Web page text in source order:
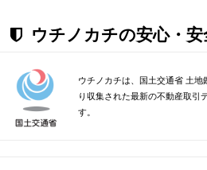
ウチノカチの安心・
ウチノカチは、国土交通省 土
り収集された最新の不動産取引
す。